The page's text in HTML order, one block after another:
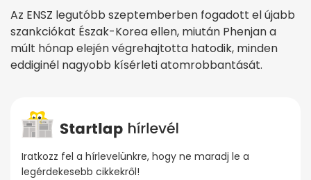
Az ENSZ legutóbb szeptemberben fogadott el újabb
szankciókat Észak-Korea ellen, miután Phenjan a
múlt hónap elején végrehajtotta hatodik, minden
eddiginél nagyobb kísérleti atomrobbantását.
Iratkozz fel a hírlevelünkre, hogy ne maradj le a
legérdekesebb cikkekről!